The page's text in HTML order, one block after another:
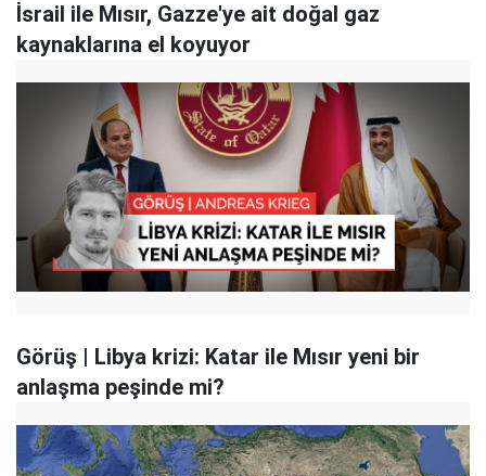
İsrail ile Mısır, Gazze'ye ait doğal gaz
kaynaklarına el koyuyor
Görüş | Libya krizi: Katar ile Mısır yeni bir
anlaşma peşinde mi?